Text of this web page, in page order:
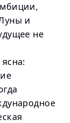
и
не